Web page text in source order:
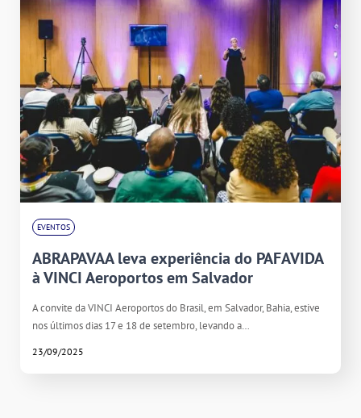
EVENTOS
ABRAPAVAA leva experiência do PAFAVIDA
à VINCI Aeroportos em Salvador
A convite da VINCI Aeroportos do Brasil, em Salvador, Bahia, estive
nos últimos dias 17 e 18 de setembro, levando a…
23/09/2025